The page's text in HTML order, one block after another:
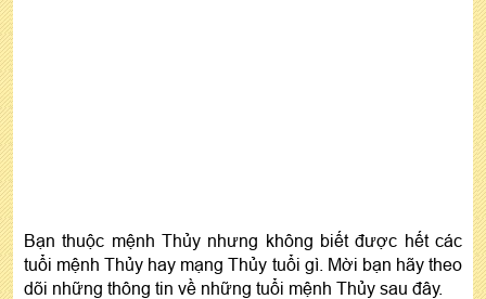
Bạn thuộc mệnh Thủy nhưng không biết được hết các
tuổi mệnh Thủy hay mạng Thủy tuổi gì. Mời bạn hãy theo
dõi những thông tin về những tuổi mệnh Thủy sau đây.